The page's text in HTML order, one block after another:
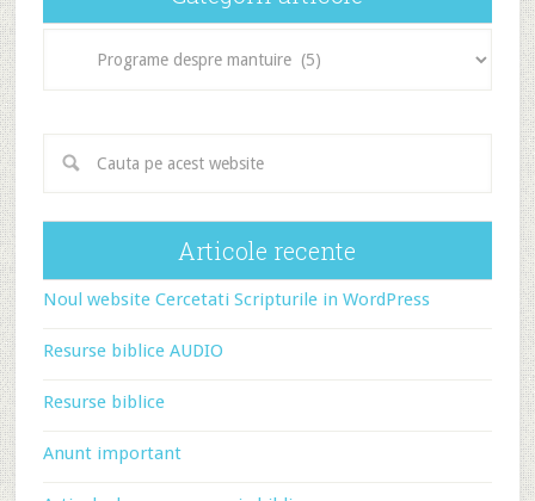
articole
Articole recente
Noul website Cercetati Scripturile in WordPress
Resurse biblice AUDIO
Resurse biblice
Anunt important